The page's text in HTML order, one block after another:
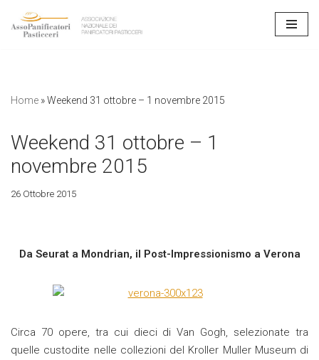
Vai
Home »Weekend 31 ottobre – 1 novembre 2015
Weekend 31 ottobre – 1
novembre 2015
26 Ottobre 2015
Da Seurat a Mondrian, il Post-Impressionismo a Verona
Circa 70 opere, tra cui dieci di Van Gogh, selezionate tra
quelle custodite nelle collezioni del Kroller Muller Museum di